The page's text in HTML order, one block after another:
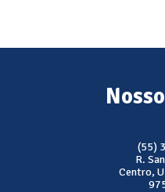
(55)
R.
Centro,